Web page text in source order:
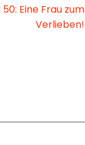
Eine Frau zum
Verlieben!